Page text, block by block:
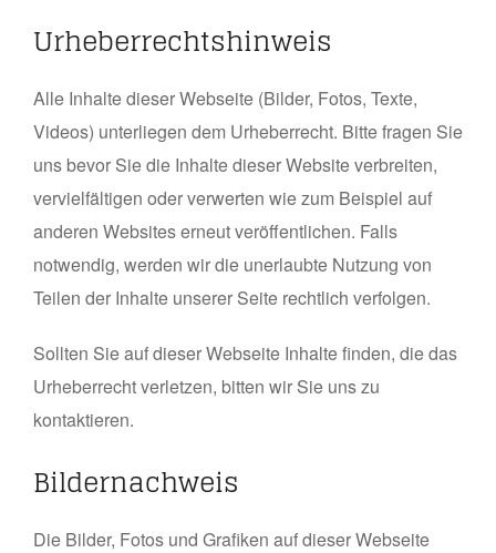
Urheberrechtshinweis
Alle Inhalte dieser Webseite (Bilder, Fotos, Texte,
Videos) unterliegen dem Urheberrecht. Bitte fragen Sie
uns bevor Sie die Inhalte dieser Website verbreiten,
vervielfältigen oder verwerten wie zum Beispiel auf
anderen Websites erneut veröffentlichen. Falls
notwendig, werden wir die unerlaubte Nutzung von
Teilen der Inhalte unserer Seite rechtlich verfolgen.
Sollten Sie auf dieser Webseite Inhalte finden, die das
Urheberrecht verletzen, bitten wir Sie uns zu
kontaktieren.
Bildernachweis
Die Bilder, Fotos und Grafiken auf dieser Webseite